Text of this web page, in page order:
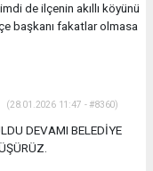
de ilçenin akıllı köyünü
başkanı fakatlar olmasa
(28.01.2026 11:47 - #8360)
DEVAMI BELEDİYE